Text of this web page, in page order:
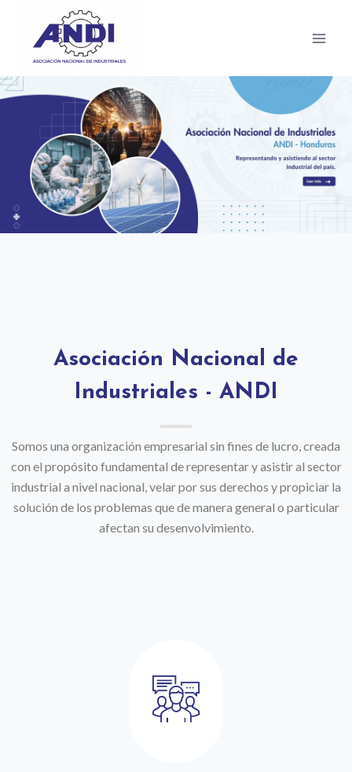
Asociación Nacional de
Industriales - ANDI
Somos una organización empresarial sin fines de lucro, creada
con el propósito fundamental de representar y asistir al sector
industrial a nivel nacional, velar por sus derechos y propiciar la
solución de los problemas que de manera general o particular
afectan su desenvolvimiento.